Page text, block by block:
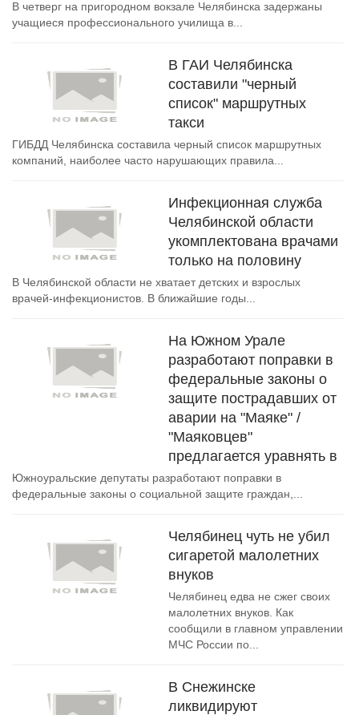
В четверг на пригородном вокзале Челябинска задержаны
учащиеся профессионального училища в...
В ГАИ Челябинска
составили "черный
список" маршрутных
такси
ГИБДД Челябинска составила черный список маршрутных
компаний, наиболее часто нарушающих правила...
Инфекционная служба
Челябинской области
укомплектована врачами
только на половину
В Челябинской области не хватает детских и взрослых
врачей-инфекционистов. В ближайшие годы...
На Южном Урале
разработают поправки в
федеральные законы о
защите пострадавших от
аварии на "Маяке" /
"Маяковцев"
предлагается уравнять в
Южноуральские депутаты разработают поправки в
федеральные законы о социальной защите граждан,...
Челябинец чуть не убил
сигаретой малолетних
внуков
Челябинец едва не сжег своих
малолетних внуков. Как
сообщили в главном управлении
МЧС России по...
В Снежинске
ликвидируют